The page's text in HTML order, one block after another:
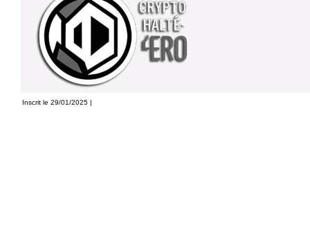
Inscrit le 29/01/2025 |